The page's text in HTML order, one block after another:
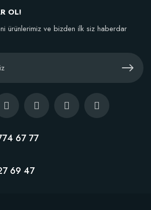
Yok
OL!
ürünlerimiz ve bizden ilk siz haberdar
67 77
69 47